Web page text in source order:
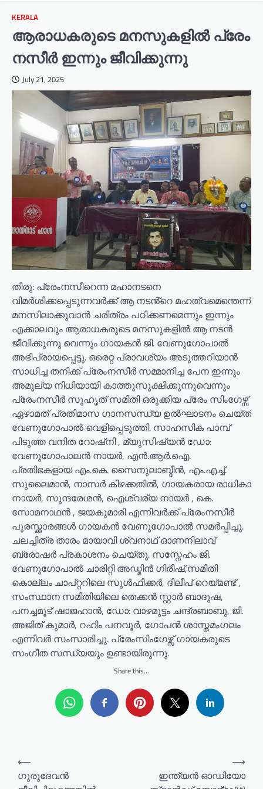
KERALA
ആരാധകരുടെ മനസുകളിൽ പ്രേം
നസീർ ഇന്നും ജീവിക്കുന്നു
July 21, 2025
തിരു: പ്രേംനസീറെന്ന മഹാനടനെ
വിമർശിക്കപ്പെടുന്നവർക്ക് ആ നടൻ്റെ മഹത്വമെന്തെന്ന്
മനസിലാക്കുവാൻ ചരിത്രം പഠിക്കണമെന്നും ഇന്നും
എക്കാലവും ആരാധകരുടെ മനസുകളിൽ ആ നടൻ
ജീവിക്കുന്നു വെന്നും ഗായകൻ ജി. വേണുഗോപാൽ
അഭിപ്രായപ്പെട്ടു. ഒരെറ്റ പ്രാവശ്യം അടുത്തറിയാൻ
സാധിച്ച തനിക്ക് പ്രേംനസീർ സമ്മാനിച്ച പേന ഇന്നും
അമൂല്യ നിധിയായി കാത്തുസൂക്ഷിക്കുന്നുവെന്നും
പ്രേംനസീർ സുഹൃത് സമിതി ഒരുക്കിയ പ്രേം സിംഗേഴ്സ്
ഏഴാമത് പ്രതിമാസ ഗാനസന്ധ്യ ഉൽഘാടനം ചെയ്ത്
വേണുഗോപാൽ വെളിപ്പെടുത്തി. സാഹസിക പാമ്പ്
പിടുത്ത വനിത റോഷ്നി , മ്യുസിഷ്യൻ ഡോ:
വേണുഗോപാലൻ നായർ, എൻ.ആർ.ഐ.
പ്രതിഭകളായ എം.കെ. സൈനുലാബ്ദീൻ, എം.എച്ച്.
സുലൈമാൻ, നാസർ കിഴക്കതിൽ, ഗായകരായ രാധികാ
നായർ, സുന്ദരേശൻ, ഐശ്വര്യ നായർ , കെ.
സോമനാഥൻ , ജയകുമാരി എന്നിവർക്ക് പ്രേംനസീർ
പുരസ്ക്കാരങ്ങൾ ഗായകൻ വേണുഗോപാൽ സമർപ്പിച്ചു.
ചലച്ചിത്ര താരം മായാവി ശ്വനാഥ് ഓണനിലാവ്
ബ്രോഷർ പ്രകാശനം ചെയ്തു. സസ്നേഹം ജി.
വേണുഗോപാൽ ചാരിറ്റി അഡ്മിൻ ഗിരീഷ്,സമിതി
കൊല്ലം ചാപ്റ്ററിലെ സുൾഫിക്കർ, ദിലീപ് റെയ്മണ്ട് ,
സംസ്ഥാന സമിതിയിലെ തെക്കൻ സ്റ്റാർ ബാദുഷ,
പനച്ചമൂട് ഷാജഹാൻ, ഡോ: വാഴമുട്ടം ചന്ദ്രബാബു, ജി.
അജിത് കുമാർ, റഹിം പനവൂർ, ഗോപൻ ശാസ്തമംഗലം
എന്നിവർ സംസാരിച്ചു. പ്രേംസിംഗേഴ്സ് ഗായകരുടെ
സംഗീത സന്ധ്യയും ഉണ്ടായിരുന്നു.
Share this...
⟵
ഗുരുദേവൻ
ഇന്ത്യന്‍ ഓഡിയോ
⟶